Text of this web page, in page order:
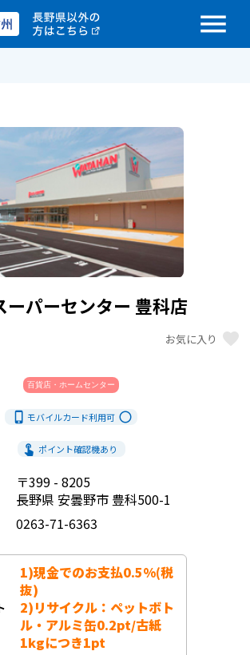
menu
ーパーセンター 豊科店
お気に入り favorite
百貨店・ホームセンター
phone_iphone モバイルカード利用可 radio_button_unchecked
touch_app ポイント確認機あり
〒399 - 8205
長野県 安曇野市 豊科500-1
0263-71-6363
1)現金でのお支払0.5%(税
抜)
2)リサイクル：ペットボト
ル・アルミ缶0.2pt/古紙
1kgにつき1pt